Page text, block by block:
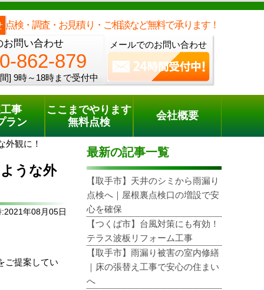
点検・調査・お見積り・ご相談など無料で承ります！
お問い合わせ
862-879
] 9時～18時まで受付中
メールでのお問い合わせ
電話でのご相談 [9時～18時まで受付中]
phone0120-862-879
事
ラン
ここまでやります
無料点検
会社概要
外観に！
うな外
年08月05日
ご提案してい
最新の記事一覧
【取手市】天井のシミから雨漏り
点検へ｜屋根裏点検口の増設で安
心を確保
【つくば市】台風対策にも有効！
テラス波板リフォーム工事
【取手市】雨漏り被害の室内修繕
｜床の張替え工事で安心の住まい
へ